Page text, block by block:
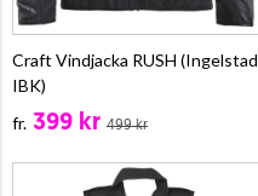
Craft Vindjacka RUSH (Ingelstad
IBK)
fr. 399 kr 499 kr